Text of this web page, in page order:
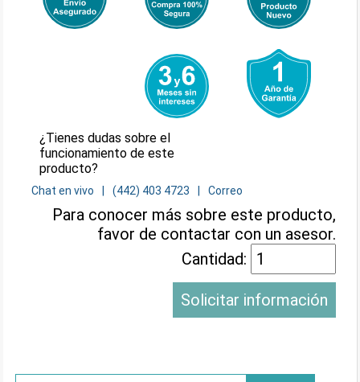
¿Tienes dudas sobre el
funcionamiento de este
producto?
Chat en vivo (442) 403 4723 Correo
Para conocer más sobre este producto,
favor de contactar con un asesor.
Cantidad:
Solicitar información